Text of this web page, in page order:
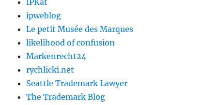
IPKat
ipweblog
Le petit Musée des Marques
likelihood of confusion
Markenrecht24
rychlicki.net
Seattle Trademark Lawyer
The Trademark Blog